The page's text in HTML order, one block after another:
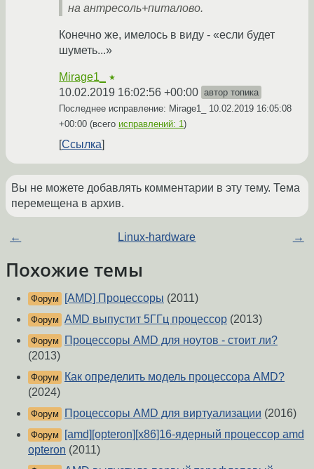
на антресоль+питалово.
Конечно же, имелось в виду - «если будет
шуметь...»
Mirage1_ ★
10.02.2019 16:02:56 +00:00 автор топика
Последнее исправление: Mirage1_ 10.02.2019 16:05:08
+00:00 (всего исправлений: 1)
Ссылка
Вы не можете добавлять комментарии в эту тему. Тема
перемещена в архив.
← Linux-hardware →
Похожие темы
Форум [AMD] Процессоры (2011)
Форум AMD выпустит 5ГГц процессор (2013)
Форум
Процессоры AMD для ноутов - стоит ли?
(2013)
Форум
Как определить модель процессора AMD?
(2024)
Форум Процессоры AMD для виртуализации (2016)
Форум
[amd][opteron][x86]16-ядерный процессор amd
opteron (2011)